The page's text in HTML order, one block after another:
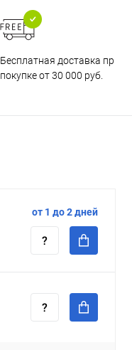
Бесплатная доставка при
покупке от 30 000 руб.
от 1 до 2 дней